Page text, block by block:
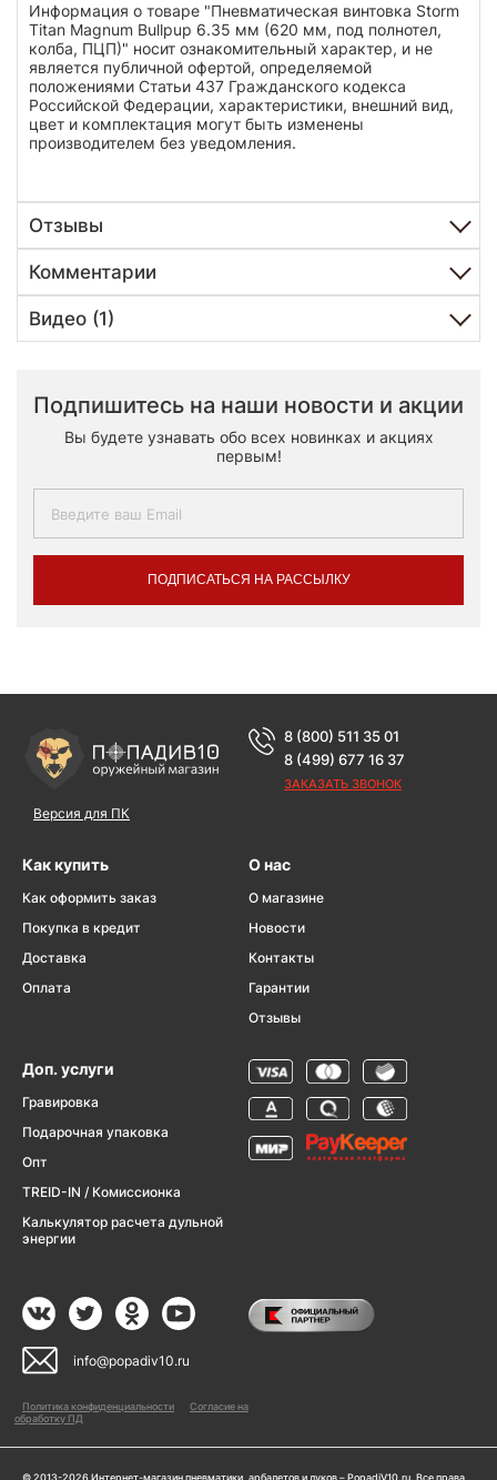
Информация о товаре "Пневматическая винтовка Storm
Titan Magnum Bullpup 6.35 мм (620 мм, под полнотел,
колба, ПЦП)" носит ознакомительный характер, и не
является публичной офертой, определяемой
положениями Статьи 437 Гражданского кодекса
Российской Федерации, характеристики, внешний вид,
цвет и комплектация могут быть изменены
производителем без уведомления.
Отзывы
Комментарии
Видео (1)
Подпишитесь на наши новости и акции
Вы будете узнавать обо всех новинках и акциях
первым!
ПОДПИСАТЬСЯ НА РАССЫЛКУ
Версия для ПК
8 (800) 511 35 01
8 (499) 677 16 37
ЗАКАЗАТЬ ЗВОНОК
Как купить
Как оформить заказ
Покупка в кредит
Доставка
Оплата
О нас
О магазине
Новости
Контакты
Гарантии
Отзывы
Доп. услуги
Гравировка
Подарочная упаковка
Опт
TREID-IN / Комиссионка
Калькулятор расчета дульной
энергии
info@popadiv10.ru
Политика конфиденциальности
Согласие на
обработку ПД
© 2013-2026 Интернет-магазин пневматики, арбалетов и луков – PopadiV10.ru. Все права